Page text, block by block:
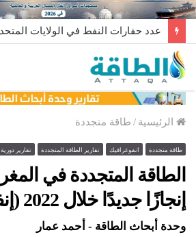
عدد حفارات النفط في الولايات المتحدة يرتفع
الرئيسية / طاقة متجددة
طاقة متجددة انفوغرافيك تقارير الطاقة المتجددة تقارير دورية
الطاقة المتجددة في
إنجازًا جديدًا خلال 2022 (إنفوغرافيك)
وحدة أبحاث الطاقة - أحمد عمار